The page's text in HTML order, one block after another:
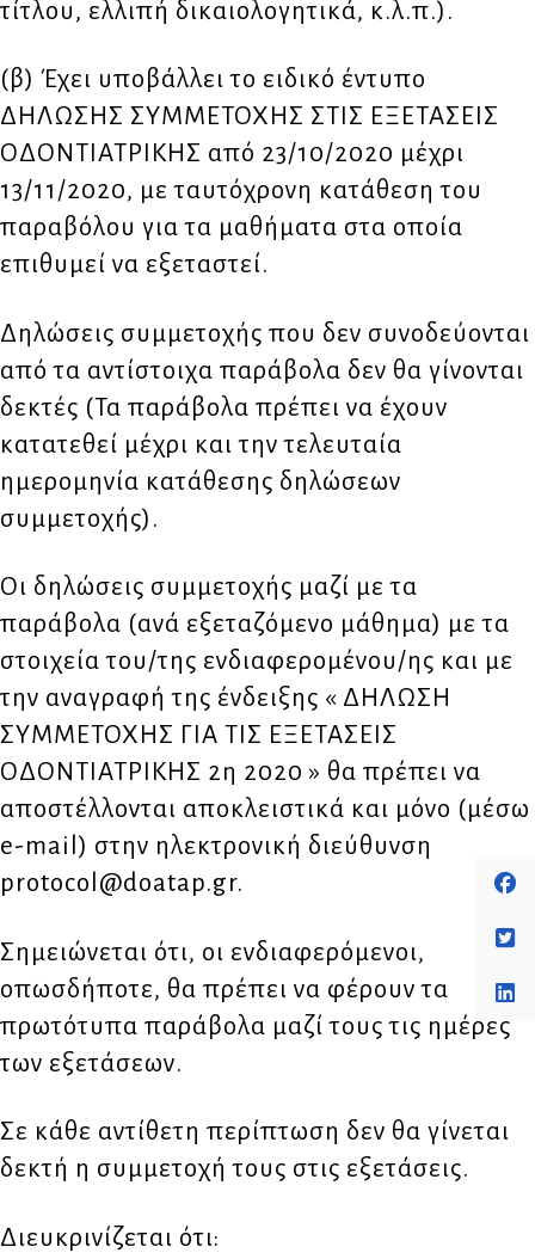
τίτλου, ελλιπή δικαιολογητικά, κ.λ.π.).
(β) Έχει υποβάλλει το ειδικό έντυπο
ΔΗΛΩΣΗΣ ΣΥΜΜΕΤΟΧΗΣ ΣΤΙΣ ΕΞΕΤΑΣΕΙΣ
ΟΔΟΝΤΙΑΤΡΙΚΗΣ από 23/10/2020 μέχρι
13/11/2020, με ταυτόχρονη κατάθεση του
παραβόλου για τα μαθήματα στα οποία
επιθυμεί να εξεταστεί.
Δηλώσεις συμμετοχής που δεν συνοδεύονται
από τα αντίστοιχα παράβολα δεν θα γίνονται
δεκτές (Τα παράβολα πρέπει να έχουν
κατατεθεί μέχρι και την τελευταία
ημερομηνία κατάθεσης δηλώσεων
συμμετοχής).
Οι δηλώσεις συμμετοχής μαζί με τα
παράβολα (ανά εξεταζόμενο μάθημα) με τα
στοιχεία του/της ενδιαφερομένου/ης και με
την αναγραφή της ένδειξης « ΔΗΛΩΣΗ
ΣΥΜΜΕΤΟΧΗΣ ΓΙΑ ΤΙΣ ΕΞΕΤΑΣΕΙΣ
ΟΔΟΝΤΙΑΤΡΙΚΗΣ 2η 2020 » θα πρέπει να
αποστέλλονται αποκλειστικά και μόνο (μέσω
e-mail) στην ηλεκτρονική διεύθυνση
protocol@doatap.gr.
Σημειώνεται ότι, οι ενδιαφερόμενοι,
οπωσδήποτε, θα πρέπει να φέρουν τα
πρωτότυπα παράβολα μαζί τους τις ημέρες
των εξετάσεων.
Σε κάθε αντίθετη περίπτωση δεν θα γίνεται
δεκτή η συμμετοχή τους στις εξετάσεις.
Διευκρινίζεται ότι: